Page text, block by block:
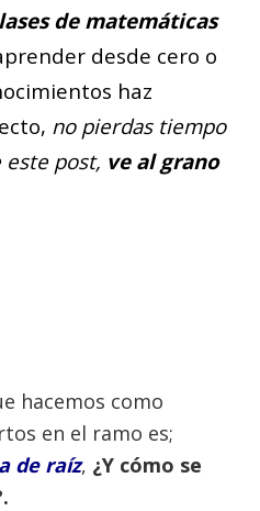
de matemáticas
desde cero o
haz
no pierdas tiempo
este post, ve al grano
hacemos como
en el ramo es;
de raíz, ¿Y cómo se